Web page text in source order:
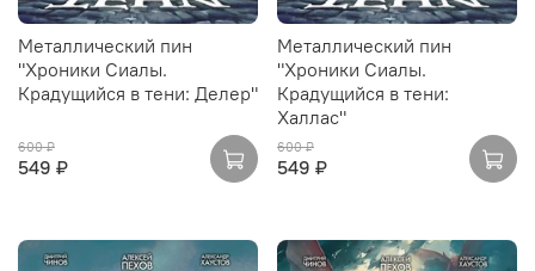
Металлический пин
"Хроники Сиалы.
Крадущийся в тени: Делер"
600 ₽
549 ₽
Металлический пин
"Хроники Сиалы.
Крадущийся в тени:
Халлас"
600 ₽
549 ₽